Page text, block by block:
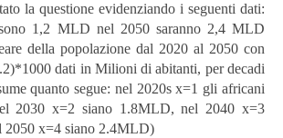
la questione evidenziando i seguenti dati:
1,2 MLD nel 2050 saranno 2,4 MLD
della popolazione dal 2020 al 2050 con
dati in Milioni di abitanti, per decadi
quanto segue: nel 2020s x=1 gli africani
2030 x=2 siano 1.8MLD, nel 2040 x=3
2050 x=4 siano 2.4MLD)